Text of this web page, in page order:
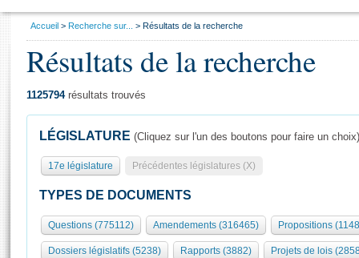
Présidence
577 députés
Groupes politiques
Séance publique
Commissions et autres organes
Europe et International
Général
Rôle et pouvoirs de l'Assemblée
Organisation de l'Assemblée
Présidence Conférence des Présidents Bureau Collège des
Visiter l'Assemblée
Visite virtuelle du palais Bourbon
Assister à une séance
Vous
Accueil Recherche sur... Résultats de la recherche
Résultats de la recherche
1125794résultats trouvés
LÉGISLATURE (Cliquez sur l'un des boutons pour faire un choix)
17e législature Précédentes législatures (X)
TYPES DE DOCUMENTS
Questions (775112) Amendements (316465) Propositions
Dossiers législatifs (5238) Rapports (3882) Projets de lois